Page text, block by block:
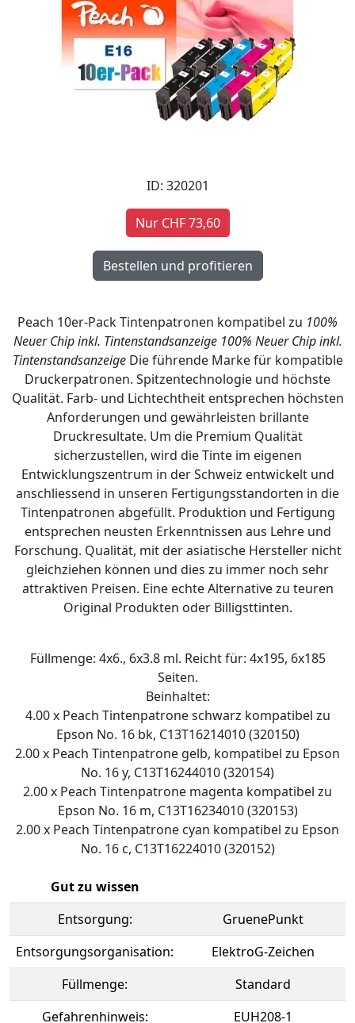
ID: 320201
Nur CHF 73,60
Peach 10er-Pack Tintenpatronen kompatibel zu 100%
Neuer Chip inkl. Tintenstandsanzeige 100% Neuer Chip inkl.
TintenstandsanzeigeDie führende Marke für kompatible
Druckerpatronen. Spitzentechnologie und höchste
Qualität. Farb- und Lichtechtheit entsprechen höchsten
Anforderungen und gewährleisten brillante
Druckresultate. Um die Premium Qualität
sicherzustellen, wird die Tinte im eigenen
Entwicklungszentrum in der Schweiz entwickelt und
anschliessend in unseren Fertigungsstandorten in die
Tintenpatronen abgefüllt. Produktion und Fertigung
entsprechen neusten Erkenntnissen aus Lehre und
Forschung. Qualität, mit der asiatische Hersteller nicht
gleichziehen können und dies zu immer noch sehr
attraktiven Preisen. Eine echte Alternative zu teuren
Original Produkten oder Billigsttinten.
Füllmenge: 4x6., 6x3.8 ml. Reicht für: 4x195, 6x185
Seiten.
Beinhaltet:
4.00 x Peach Tintenpatrone schwarz kompatibel zu
Epson No. 16 bk, C13T16214010 (320150)
2.00 x Peach Tintenpatrone gelb, kompatibel zu Epson
No. 16 y, C13T16244010 (320154)
2.00 x Peach Tintenpatrone magenta kompatibel zu
Epson No. 16 m, C13T16234010 (320153)
2.00 x Peach Tintenpatrone cyan kompatibel zu Epson
No. 16 c, C13T16224010 (320152)
Gut zu wissen
Entsorgung:
GruenePunkt
Entsorgungsorganisation:
ElektroG-Zeichen
Füllmenge:
Standard
Gefahrenhinweis:
EUH208-1